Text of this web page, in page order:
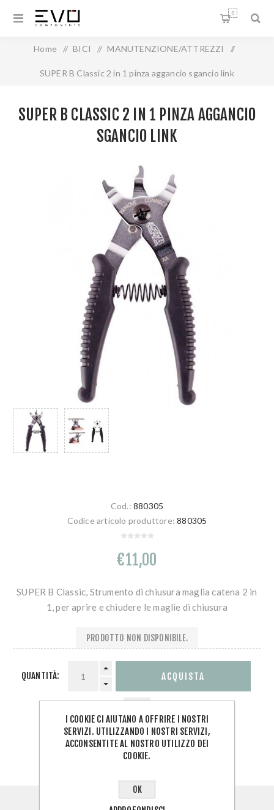
0
Home / BICI / MANUTENZIONE/ATTREZZI /
SUPER B Classic 2 in 1 pinza aggancio sgancio link
SUPER B CLASSIC 2 IN 1 PINZA AGGANCIO
SGANCIO LINK
Cod.: 880305
Codice articolo produttore: 880305
€11,00
SUPER B Classic, Strumento di chiusura maglia catena 2 in
1, per aprire e chiudere le maglie di chiusura
PRODOTTO NON DISPONIBILE.
QUANTITÀ:
I COOKIE CI AIUTANO A OFFRIRE I NOSTRI
SERVIZI. UTILIZZANDO I NOSTRI SERVIZI,
ACCONSENTITE AL NOSTRO UTILIZZO DEI
COOKIE.
OK